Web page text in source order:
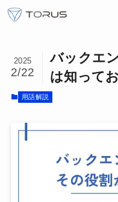
バックエ
は知って
2025
2/22
用語解説